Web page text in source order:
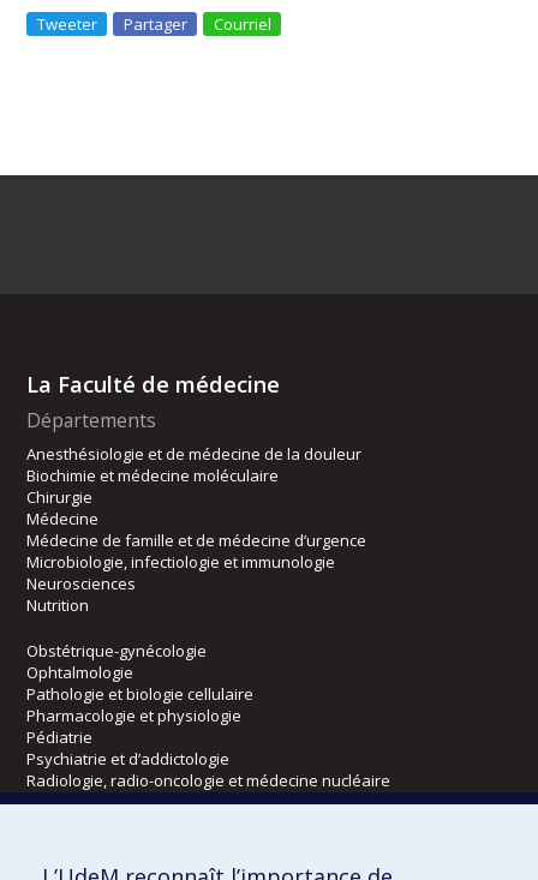
Tweeter Partager Courriel
La Faculté de médecine
Départements
Anesthésiologie et de médecine de la douleur
Biochimie et médecine moléculaire
Chirurgie
Médecine
Médecine de famille et de médecine d’urgence
Microbiologie, infectiologie et immunologie
Neurosciences
Nutrition
Obstétrique-gynécologie
Ophtalmologie
Pathologie et biologie cellulaire
Pharmacologie et physiologie
Pédiatrie
Psychiatrie et d’addictologie
Radiologie, radio-oncologie et médecine nucléaire